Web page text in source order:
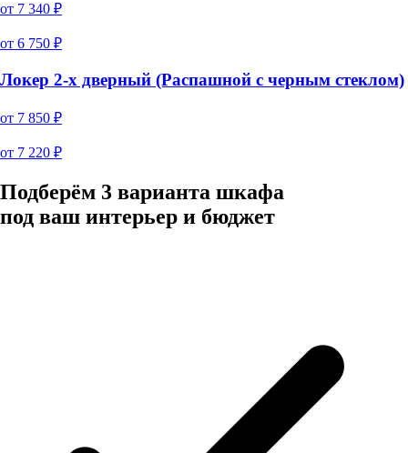
от 7 340 ₽
от 6 750 ₽
Локер 2-х дверный (Распашной с черным стеклом)
от 7 850 ₽
от 7 220 ₽
Подберём 3 варианта шкафа
под ваш интерьер и бюджет